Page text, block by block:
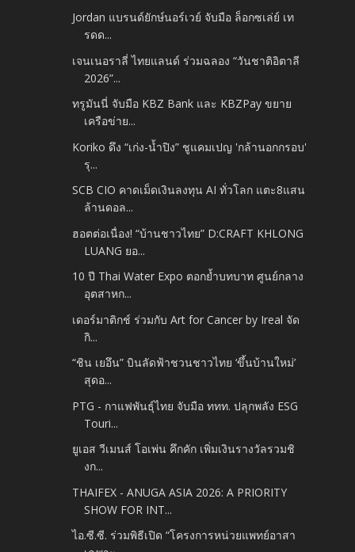
Jordan แบรนด์ยักษ์นอร์เวย์ จับมือ ล็อกซเล่ย์ เท
รดด...
เจนเนอราลี่ ไทยแลนด์ ร่วมฉลอง “วันชาติอิตาลี
2026”...
ทรูมันนี่ จับมือ KBZ Bank และ KBZPay ขยาย
เครือข่าย...
Koriko ดึง “เก่ง-น้ำปิง” ชูแคมเปญ 'กล้านอกกรอบ'
รุ...
SCB CIO คาดเม็ดเงินลงทุน AI ทั่วโลก แตะ8แสน
ล้านดอล...
ฮอตต่อเนื่อง! “บ้านชาวไทย” D:CRAFT KHLONG
LUANG ยอ...
10 ปี Thai Water Expo ตอกย้ำบทบาท ศูนย์กลาง
อุตสาหก...
เดอร์มาติกช์ ร่วมกับ Art for Cancer by Ireal จัด
กิ...
“ชิน เยอึน” บินลัดฟ้าชวนชาวไทย ‘ขึ้นบ้านใหม่’
สุดอ...
PTG - กาแฟพันธุ์ไทย จับมือ ททท. ปลุกพลัง ESG
Touri...
ยูเอส วีเมนส์ โอเพ่น คึกคัก เพิ่มเงินรางวัลรวมชิ
งก...
THAIFEX - ANUGA ASIA 2026: A PRIORITY
SHOW FOR INT...
ไอ.ซี.ซี. ร่วมพิธีเปิด “โครงการหน่วยแพทย์อาสา